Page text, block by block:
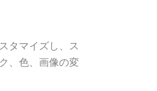
タマイズし、ス
、色、画像の変